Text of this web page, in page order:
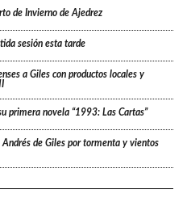
de Invierno de Ajedrez
sesión esta tarde
a Giles con productos locales y
primera novela “1993: Las Cartas”
de Giles por tormenta y vientos